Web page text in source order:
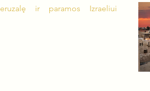
ir paramos Izraeliui